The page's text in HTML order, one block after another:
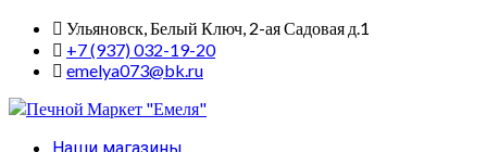
Skip
content
Ульяновск, Белый Ключ, 2-ая Садовая д.1
+7 (937) 032-19-20
emelya073@bk.ru
Primary